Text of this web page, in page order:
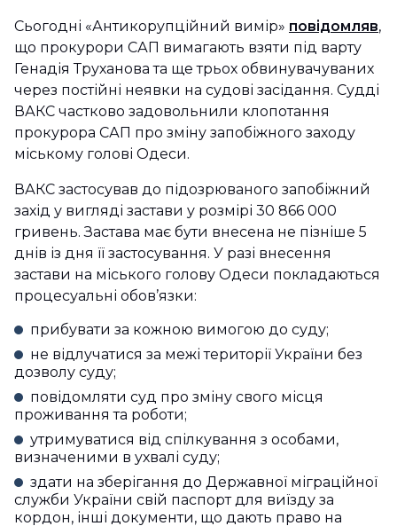
Сьогодні «Антикорупційний вимір» повідомляв,
що прокурори САП вимагають взяти під варту
Генадія Труханова та ще трьох обвинувачуваних
через постійні неявки на судові засідання. Судді
ВАКС частково задовольнили клопотання
прокурора САП про зміну запобіжного заходу
міському голові Одеси.
ВАКС застосував до підозрюваного запобіжний
захід у вигляді застави у розмірі 30 866 000
гривень. Застава має бути внесена не пізніше 5
днів із дня її застосування. У разі внесення
застави на міського голову Одеси покладаються
процесуальні обов’язки:
прибувати за кожною вимогою до суду;
не відлучатися за межі території України без
дозволу суду;
повідомляти суд про зміну свого місця
проживання та роботи;
утримуватися від спілкування з особами,
визначеними в ухвалі суду;
здати на зберігання до Державної міграційної
служби України свій паспорт для виїзду за
кордон, інші документи, що дають право на